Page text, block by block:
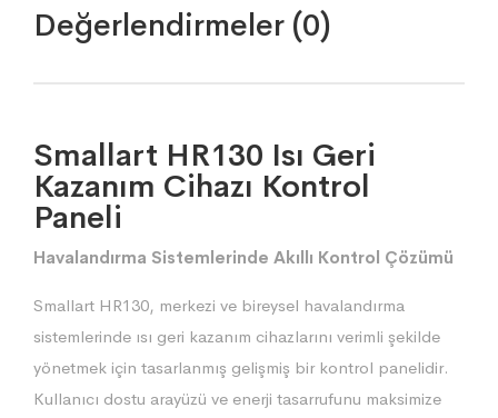
Değerlendirmeler (0)
Smallart HR130 Isı Geri
Kazanım Cihazı Kontrol
Paneli
Havalandırma Sistemlerinde Akıllı Kontrol Çözümü
Smallart HR130, merkezi ve bireysel havalandırma
sistemlerinde ısı geri kazanım cihazlarını verimli şekilde
yönetmek için tasarlanmış gelişmiş bir kontrol panelidir.
Kullanıcı dostu arayüzü ve enerji tasarrufunu maksimize